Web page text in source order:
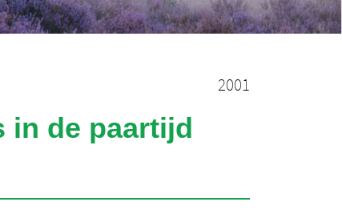
2001
in de paartijd